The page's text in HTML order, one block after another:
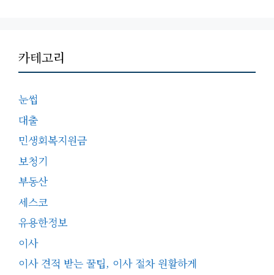
카테고리
눈썹
대출
민생회복지원금
보청기
부동산
세스코
유용한정보
이사
이사 견적 받는 꿀팁, 이사 절차 원활하게